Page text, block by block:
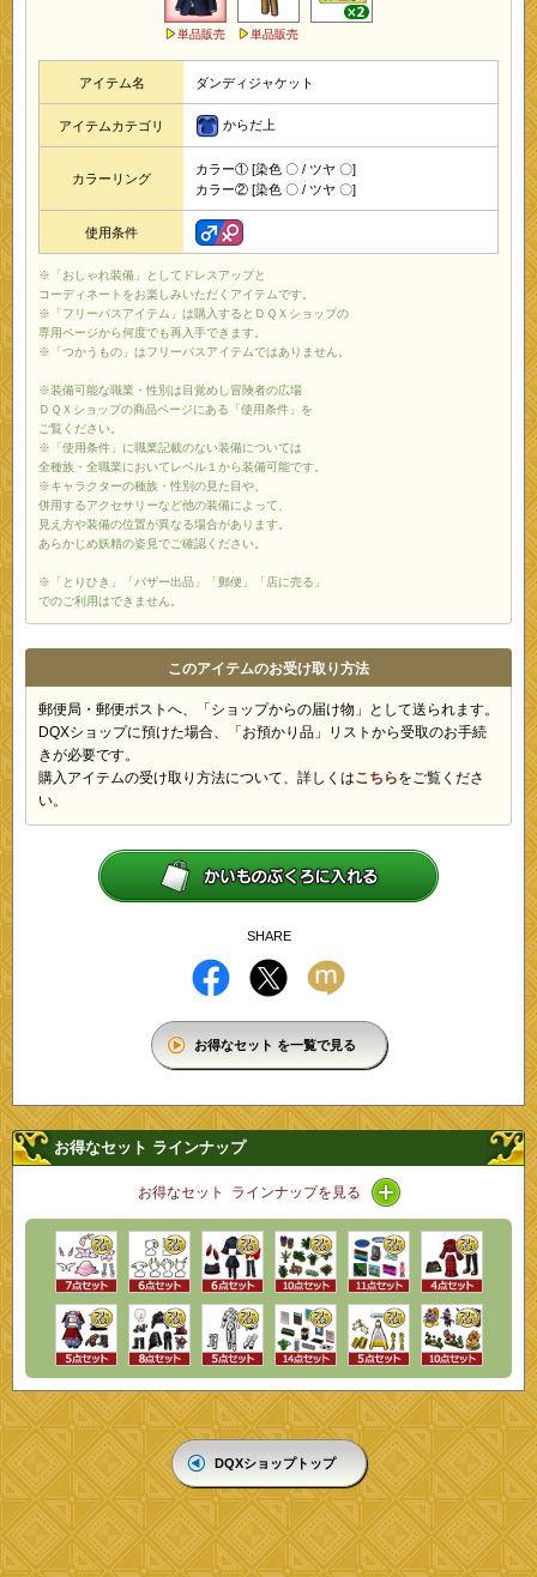
単品販売 単品販売
アイテム名 ダンディジャケット
アイテムカテゴリ からだ上
カラーリング
カラー① [染色 〇 / ツヤ 〇]
カラー② [染色 〇 / ツヤ 〇]
使用条件
※「おしゃれ装備」としてドレスアップと
コーディネートをお楽しみいただくアイテムです。
※「フリーパスアイテム」は購入するとＤＱＸショップの
専用ページから何度でも再入手できます。
※「つかうもの」はフリーパスアイテムではありません。
※装備可能な職業・性別は目覚めし冒険者の広場
ＤＱＸショップの商品ページにある「使用条件」を
ご覧ください。
※「使用条件」に職業記載のない装備については
全種族・全職業においてレベル１から装備可能です。
※キャラクターの種族・性別の見た目や、
併用するアクセサリーなど他の装備によって、
見え方や装備の位置が異なる場合があります。
あらかじめ妖精の姿見でご確認ください。
※「とりひき」「バザー出品」「郵便」「店に売る」
でのご利用はできません。
このアイテムのお受け取り方法
郵便局・郵便ポストへ、「ショップからの届け物」として送られます。
DQXショップに預けた場合、「お預かり品」リストから受取のお手続
きが必要です。
購入アイテムの受け取り方法について、詳しくはこちらをご覧くださ
い。
SHARE
お得なセット を一覧で見る
お得なセット ラインナップ
お得なセット ラインナップを見る アイコン / ラインナ
DQXショップトップ